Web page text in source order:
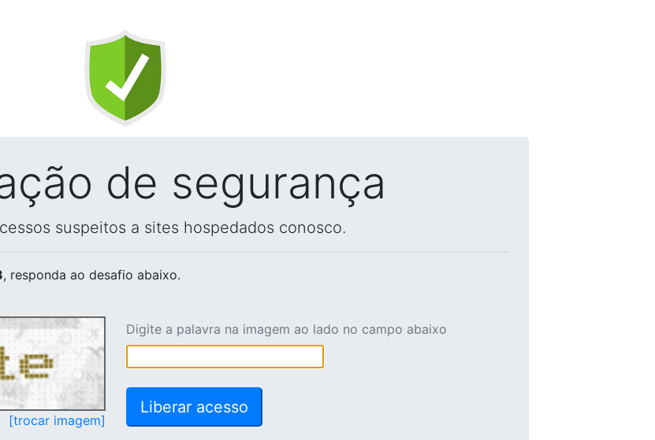
de segurança
suspeitos a sites hospedados conosco.
, responda ao desafio abaixo.
[trocar imagem]
Digite a palavra na imagem ao lado no campo abaixo